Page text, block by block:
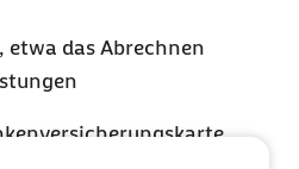
das Abrechnen